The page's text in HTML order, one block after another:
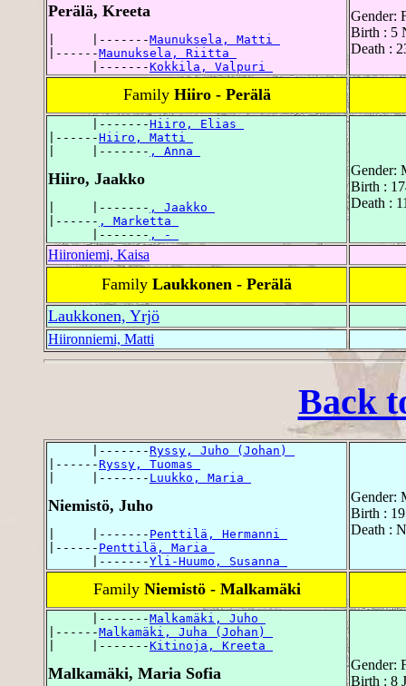
Perälä, Kreeta
|     |-------Maunuksela, Matti
|------Maunuksela, Riitta
      |-------
Kokkila, Valpuri
Gender:
Birth : 5
Death :
Family Hiiro - Perälä
      |-------
Hiiro, Elias
|------Hiiro, Matti
|     |------- , Anna
Hiiro, Jaakko
|     |------- , Jaakko
|------ , Marketta
      |-------
, -
Gender:
Birth :
Death :
Hiironiemi, Kaisa
Family Laukkonen - Perälä
Laukkonen, Yrjö
Hiironniemi, Matti
Back
      |-------
Ryssy, Juho (Johan)
|------Ryssy, Tuomas
|     |------- Luukko, Maria
Niemistö, Juho
|     |------- Penttilä, Hermanni
|------ Penttilä, Maria
      |-------
Yli-Huumo, Susanna
Gender:
Birth :
Death :
Family Niemistö - Malkamäki
      |-------
Malkamäki, Juho
|------Malkamäki, Juha (Johan)
|     |-------Kitinoja, Kreeta
Malkamäki, Maria Sofia
Gender:
Birth : 8